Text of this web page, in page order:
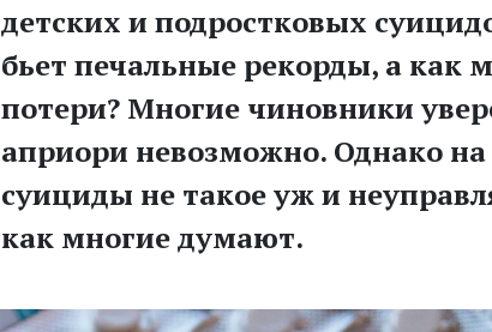
детских и подростковых
бьет печальные рекорды, а как
потери? Многие чиновники
априори невозможно. Однако
суициды не такое уж и
как многие думают.